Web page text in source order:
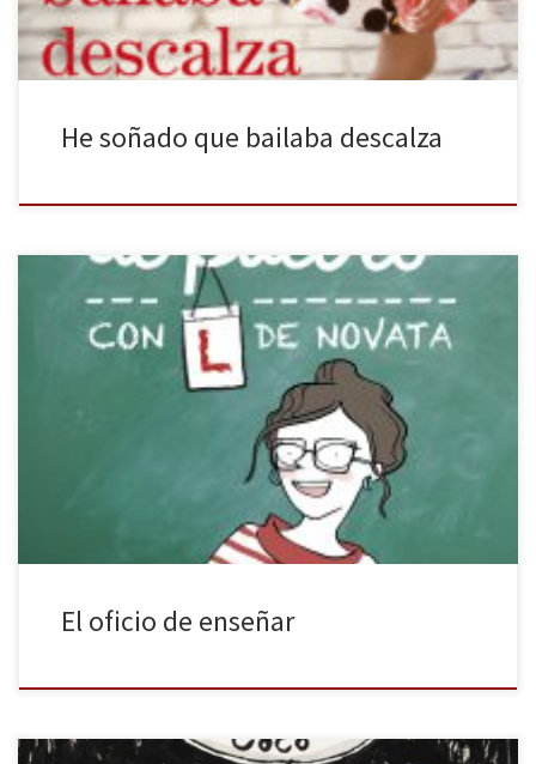
He soñado que bailaba descalza
María, la protagonista de Maestra de pueblo con L de novata,
cansada de su aburrida y monótona vida en la capital, se verá
envuelta en una aventura que no podrá rechazar: una plaza como
maestra en un pueblo manchego, llamado Chortalejo de la Sierra.
Acostumbrada a una vida ajetreada en la […]
El oficio de enseñar